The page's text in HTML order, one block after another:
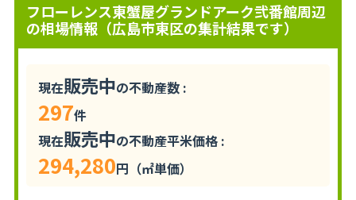
フローレンス東蟹屋グランドアーク弐番館周辺
の相場情報（広島市東区の集計結果です）
現在販売中の不動産数 :
297件
現在販売中の不動産平米価格 :
294,280円（㎡単価）